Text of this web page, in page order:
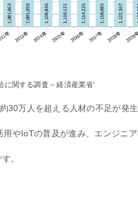
に関する調査 – 経済産業省“
30万人を超える人材の不足が発
やIoTの普及が進み、エンジニ
。